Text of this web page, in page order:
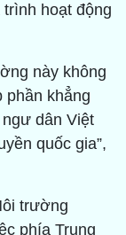
hoạt động
này không
phần khẳng
dân Việt
quốc gia”,
trường
phía Trung